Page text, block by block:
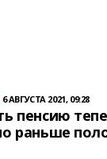
6 АВГУСТА 2021, 09:28
пенсию
раньше